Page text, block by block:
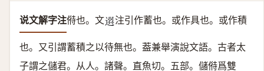
说文解字注偫也。 文𨕖 注引作蓄也。或作具也。或作積
也。又引謂蓄積之以待無也。葢兼舉演說文語。古者太
子謂之儲君。 从人。諸聲。 直魚切。五部。儲偫爲雙